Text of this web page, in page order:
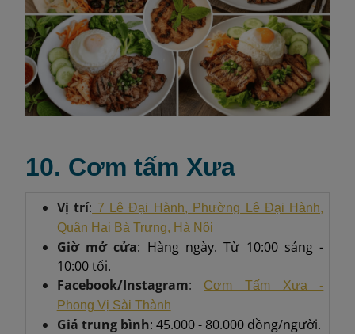
10. Cơm tấm Xưa
Vị trí: 7 Lê Đại Hành, Phường Lê Đại Hành,
Quận Hai Bà Trưng, ​​Hà Nội
Giờ mở cửa: Hàng ngày. Từ 10:00 sáng -
10:00 tối.
Facebook/Instagram:
Cơm Tấm Xưa -
Phong Vị Sài Thành
Giá trung bình: 45.000 - 80.000 đồng/người.